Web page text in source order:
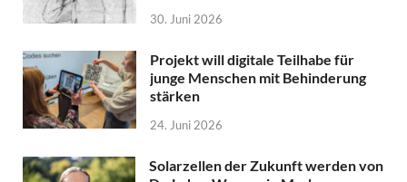
30. Juni 2026
Projekt will digitale Teilhabe für
junge Menschen mit Behinderung
stärken
24. Juni 2026
Solarzellen der Zukunft werden von